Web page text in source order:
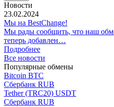
Новости
23.02.2024
Мы на BestChange!
Мы рады сообщить, что наш
теперь добавлен…
Подробнее
Все новости
Популярные обмены
Bitcoin BTC
Сбербанк RUB
Tether (TRC20) USDT
Сбербанк RUB